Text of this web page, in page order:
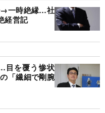
→一時絶縁…社
経営記
目を覆う惨状
「繊細で剛腕